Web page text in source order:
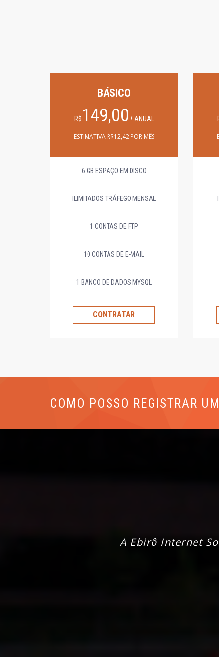
BÁSICO
R$149,00 / ANUAL
ESTIMATIVA R$12,42 POR MÊS
6 GB ESPAÇO EM DISCO
ILIMITADOS TRÁFEGO MENSAL
1 CONTAS DE FTP
10 CONTAS DE E-MAIL
1 BANCO DE DADOS MYSQL
CONTRATAR
COMO POSSO REGISTRAR
A Ebirô Internet